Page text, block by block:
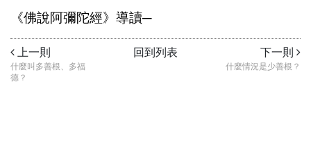
《佛說阿彌陀經》導讀─
上一則
什麼叫多善根、多福
德？
回到列表 下一則
什麼情況是少善根？